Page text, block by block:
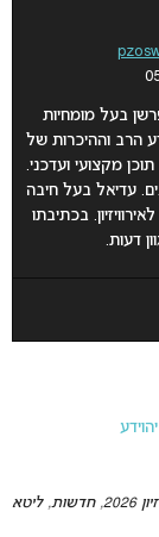
פרשן בעל מומחיות
הרב וההיכרות של
מקצועי ועדכני.
עדיאל בעל חיבה
בכתיבתו
דעות.
יהוידע
2026
,חדשות,ליטא